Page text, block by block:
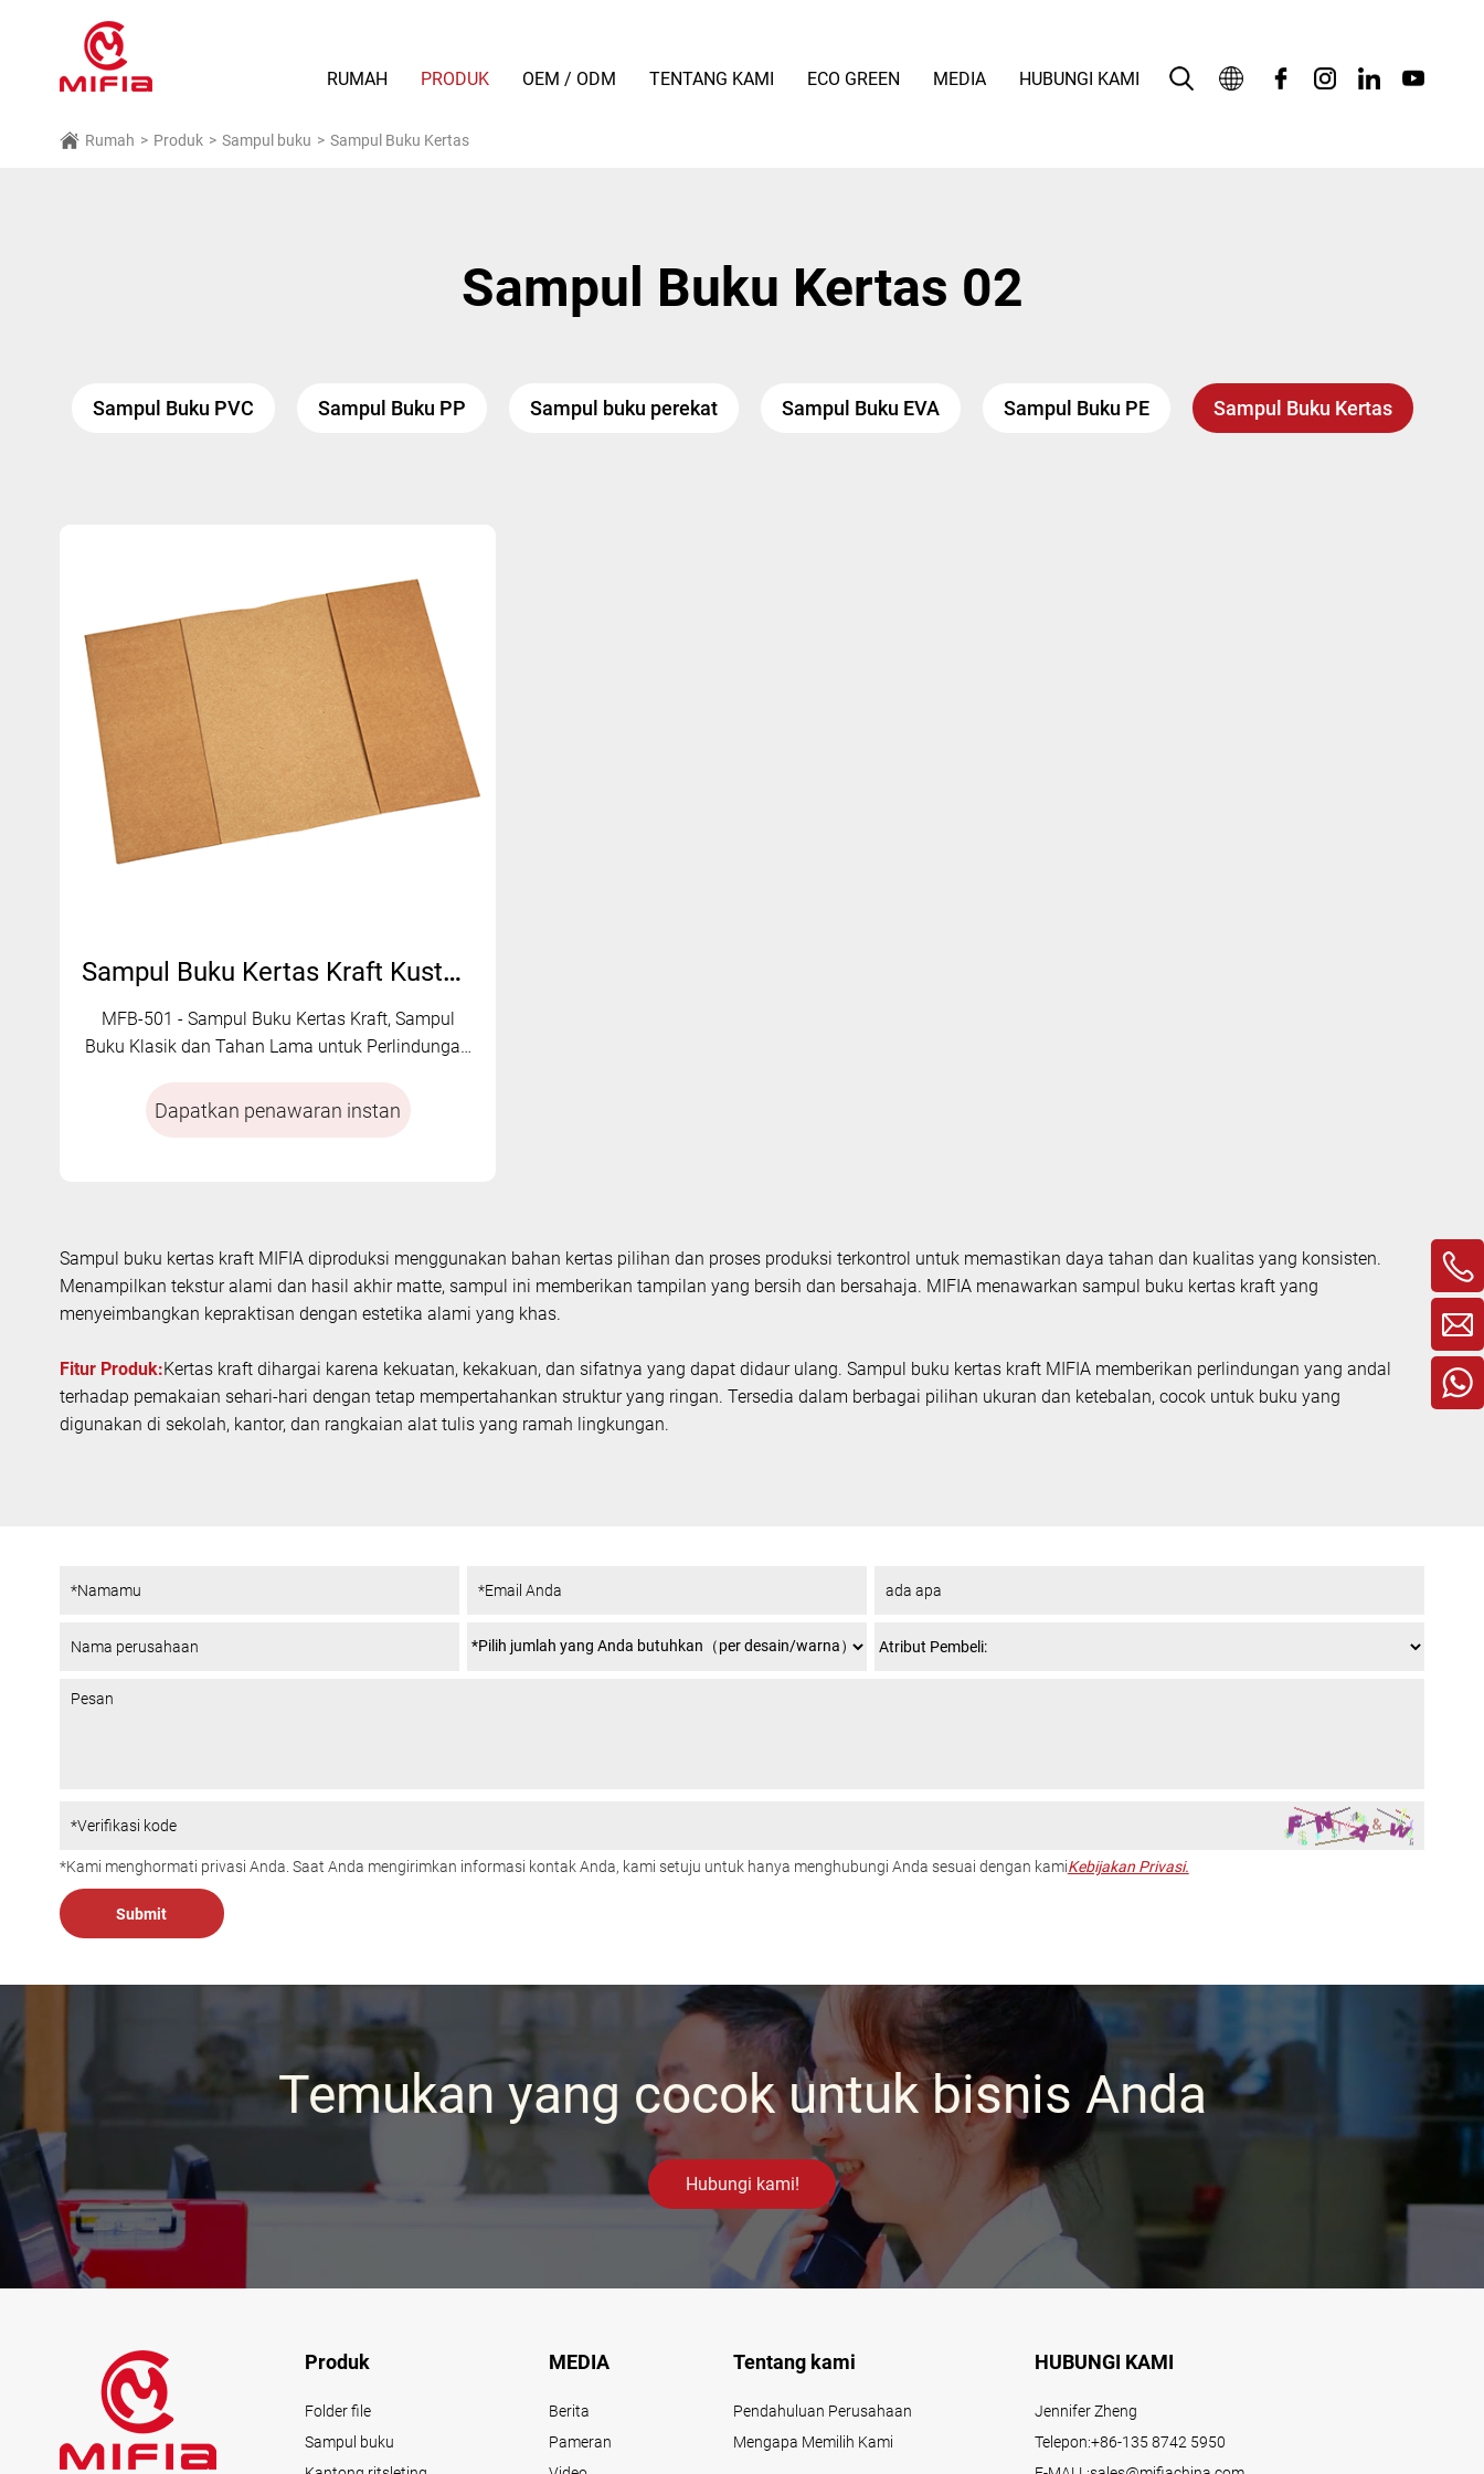
RUMAH PRODUK OEM / ODM TENTANG KAMI ECO GREEN MEDIA HUBUNGI KAMI
Français
Rumah > Produk > Sampul buku > Sampul Buku Kertas
Sampul Buku Kertas 02
Sampul Buku PVC Sampul Buku PP Sampul buku perekat Sampul Buku EVA Sampul Buku PE Sampul Buku Kertas
Sampul Buku Kertas Kraft Kustom - MFB-501
MFB-501 - Sampul Buku Kertas Kraft, Sampul
Buku Klasik dan Tahan Lama untuk Perlindungan
Dapatkan penawaran instan
Sampul buku kertas kraft MIFIA diproduksi menggunakan bahan kertas pilihan dan proses produksi terkontrol untuk memastikan daya tahan dan kualitas yang konsisten.
Menampilkan tekstur alami dan hasil akhir matte, sampul ini memberikan tampilan yang bersih dan bersahaja. MIFIA menawarkan sampul buku kertas kraft yang
menyeimbangkan kepraktisan dengan estetika alami yang khas.
Fitur Produk:Kertas kraft dihargai karena kekuatan, kekakuan, dan sifatnya yang dapat didaur ulang. Sampul buku kertas kraft MIFIA memberikan perlindungan yang andal
terhadap pemakaian sehari-hari dengan tetap mempertahankan struktur yang ringan. Tersedia dalam berbagai pilihan ukuran dan ketebalan, cocok untuk buku yang
digunakan di sekolah, kantor, dan rangkaian alat tulis yang ramah lingkungan.
*Kami menghormati privasi Anda. Saat Anda mengirimkan informasi kontak Anda, kami setuju untuk hanya menghubungi Anda sesuai dengan kamiKebijakan Privasi.
Temukan yang cocok untuk bisnis Anda
Hubungi kami!
Produk
Folder file
Sampul buku
MEDIA
Berita
Pameran
Tentang kami
Pendahuluan Perusahaan
Mengapa Memilih Kami
HUBUNGI KAMI
Jennifer Zheng
Telepon:+86-135 8742 5950